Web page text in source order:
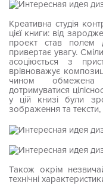
Креативна студія
цієї книги: від
проект став полем
привертає увагу.
асоціюється з
врівноважує
чином
дотримуватися
у цій книзі були
зображення та
Також окрім
технічні